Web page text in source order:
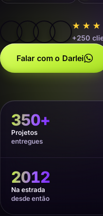
+250
Falar com o Darlei
350+
Projetos
entregues
2012
Na estrada
desde então